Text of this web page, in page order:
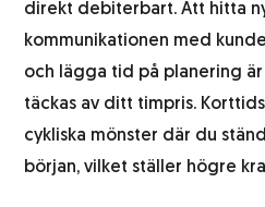
direkt debiterbart. Att hitta
kommunikationen med
och lägga tid på planering
täckas av ditt timpris.
cykliska mönster där du
början, vilket ställer högre